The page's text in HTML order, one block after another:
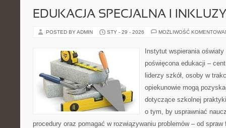
EDUKACJA SPECJALNA I
POSTED BY ADMIN STY - 29 - 2026 MOŻLIWOŚĆ
Instytut wspierania
poświęcona edukacji –
liderzy szkół, osoby w
opiekunowie mogą
dotyczące szkolnej
o tym, by usprawniać
procedury oraz pomagać w rozwiązywaniu problemów – od